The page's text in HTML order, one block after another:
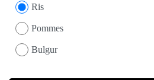
Ris
Pommes
Bulgur